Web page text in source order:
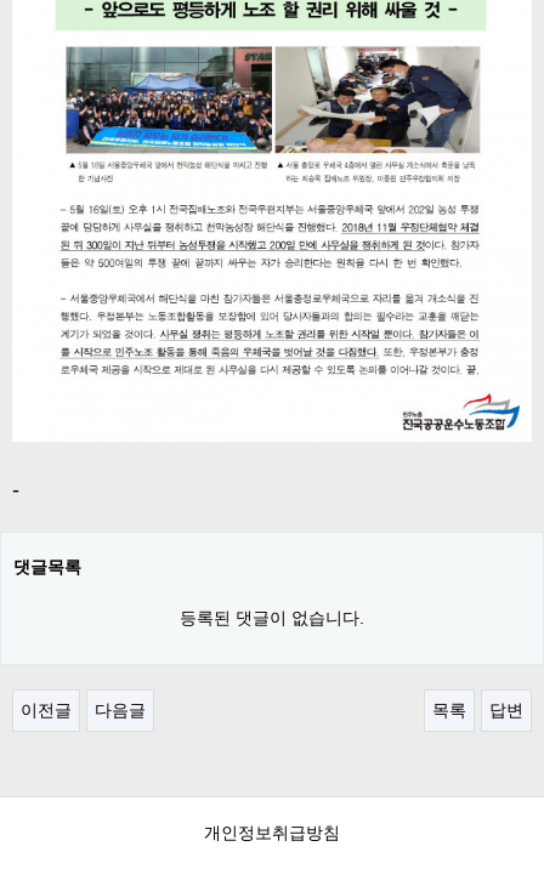
-
댓글목록
등록된 댓글이 없습니다.
이전글 다음글 목록 답변
개인정보취급방침